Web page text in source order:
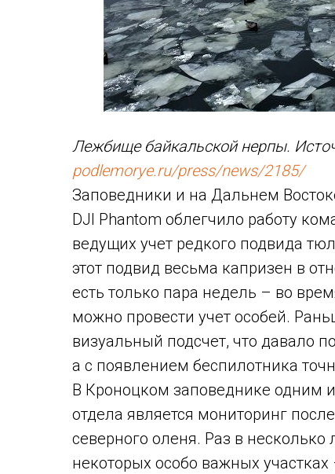
Лежбище байкальской нерпы.
podlemorye.ru/press/news/2185/
Заповедники и на Дальнем
DJI Phantom облегчило работу
ведущих учет редкого подвида
этот подвид весьма капризен в
есть только пара недель – во
можно провести учет особей.
визуальный подсчет, что давало
а с появлением беспилотника
В Кроноцком заповеднике одним
отдела является мониторинг
северного оленя. Раз в несколько
некоторых особо важных